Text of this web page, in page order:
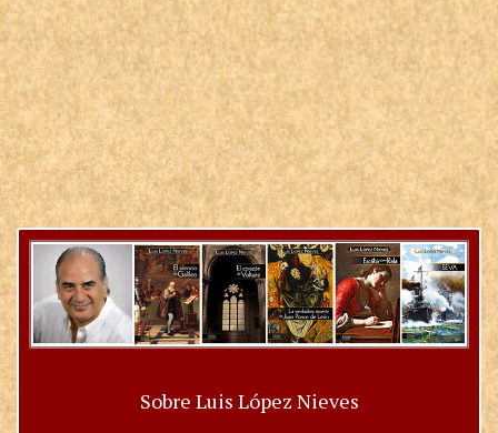
Sobre Luis López Nieves